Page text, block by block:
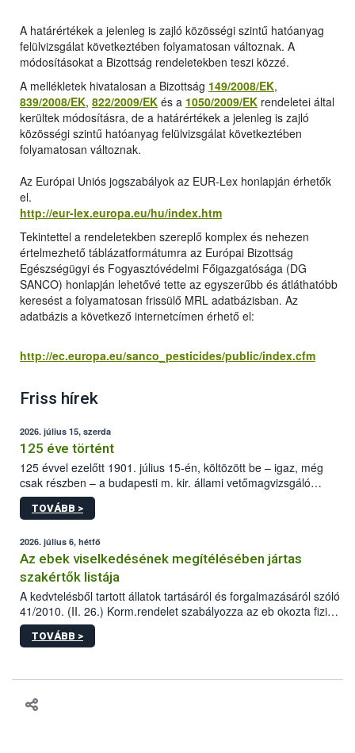
A határértékek a jelenleg is zajló közösségi szintű hatóanyag
felülvizsgálat következtében folyamatosan változnak. A
módosításokat a Bizottság rendeletekben teszi közzé.
A mellékletek hivatalosan a Bizottság 149/2008/EK,
839/2008/EK, 822/2009/EK és a 1050/2009/EK rendeletei által
kerültek módosításra, de a határértékek a jelenleg is zajló
közösségi szintű hatóanyag felülvizsgálat következtében
folyamatosan változnak.
Az Európai Uniós jogszabályok az EUR-Lex honlapján érhetők
el.
http://eur-lex.europa.eu/hu/index.htm
Tekintettel a rendeletekben szereplő komplex és nehezen
értelmezhető táblázatformátumra az Európai Bizottság
Egészségügyi és Fogyasztóvédelmi Főigazgatósága (DG
SANCO) honlapján lehetővé tette az egyszerűbb és átláthatóbb
keresést a folyamatosan frissülő MRL adatbázisban. Az
adatbázis a következő internetcímen érhető el:
http://ec.europa.eu/sanco_pesticides/public/index.cfm
Friss hírek
2026. július 15, szerda
125 éve történt
125 évvel ezelőtt 1901. július 15-én, költözött be – igaz, még
csak részben – a budapesti m. kir. állami vetőmagvizsgáló
állomás a Kis Rókus utca 15. szám alatti, Czigler Győző által
tervezett új épületébe.
TOVÁBB >
2026. július 6, hétfő
Az ebek viselkedésének megítélésében jártas
szakértők listája
A kedvtelésből tartott állatok tartásáról és forgalmazásáról szóló
41/2010. (II. 26.) Korm.rendelet szabályozza az eb okozta fizikai
sérülés, illetve ennek veszélye keletkezésekor felmerülő
hatósági feladatokat, valamint a veszélyes eb tartását és annak
TOVÁBB >